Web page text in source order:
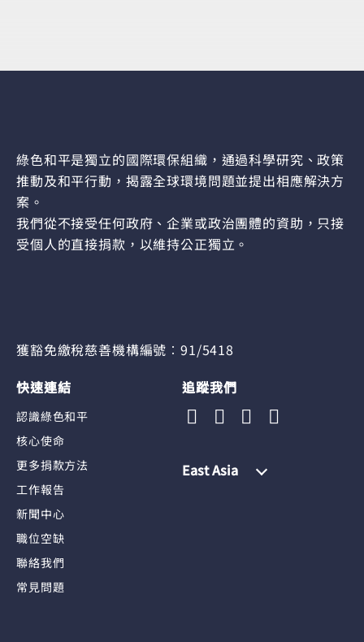
綠色和平是獨立的國際環保組織，通過科學研究、政策
推動及和平行動，揭露全球環境問題並提出相應解決方
案。
我們從不接受任何政府、企業或政治團體的資助，只接
受個人的直接捐款，以維持公正獨立。
獲豁免繳稅慈善機構編號︰91/5418
快速連結
認識綠色和平
核心使命
更多捐款方法
工作報告
新聞中心
職位空缺
聯絡我們
常見問題
追蹤我們
East Asia